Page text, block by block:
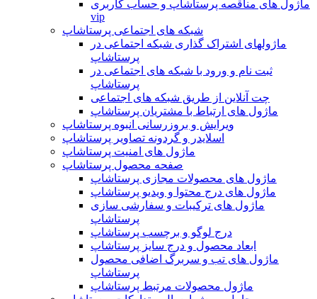
ماژول های مناقصه پرستاشاپ و حساب کاربری
vip
شبکه های اجتماعی پرستاشاپ
ماژولهای اشتراک‌ گذاری شبکه اجتماعی در
پرستاشاپ
ثبت نام و ورود با شبکه های اجتماعی در
پرستاشاپ
چت آنلاین از طریق شبکه های اجتماعی
ماژول های ارتباط با مشتریان پرستاشاپ
ویرایش و بروزرسانی انبوه پرستاشاپ
اسلایدر و گردونه تصاویر پرستاشاپ
ماژول های امنیت پرستاشاپ
صفحه محصول پرستاشاپ
ماژول های محصولات مجازی پرستاشاپ
ماژول های درج محتوا و ویدیو پرستاشاپ
ماژول های ترکیبات و سفارشی سازی
پرستاشاپ
درج لوگو و برچسب پرستاشاپ
ابعاد محصول و درج سایز پرستاشاپ
ماژول های تب و سربرگ اضافی محصول
پرستاشاپ
ماژول محصولات مرتبط پرستاشاپ